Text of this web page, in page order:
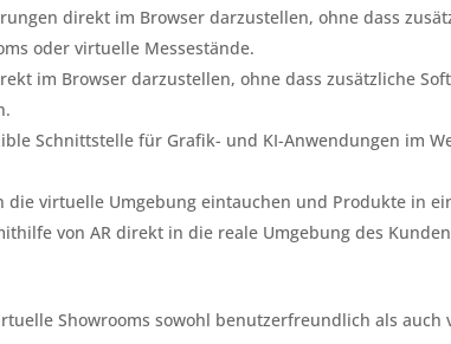
direkt im Browser darzustellen, ohne dass
oder virtuelle Messestände.
im Browser darzustellen, ohne dass zusätzliche
Schnittstelle für Grafik- und KI-Anwendungen im
die virtuelle Umgebung eintauchen und Produkte in
von AR direkt in die reale Umgebung des
Showrooms sowohl benutzerfreundlich als